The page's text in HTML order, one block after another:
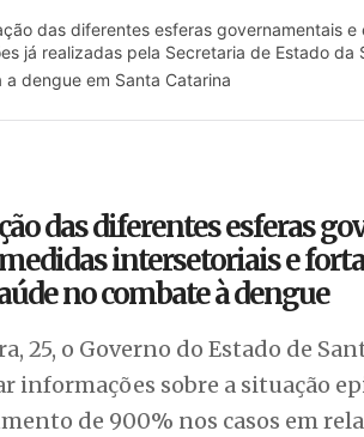
das diferentes esferas governamentais
já realizadas pela Secretaria de Estado da
a dengue em Santa Catarina
das diferentes esferas
intersetoriais e
no combate à dengue
25, o Governo do Estado de
informações sobre a situação
de 900% nos casos em